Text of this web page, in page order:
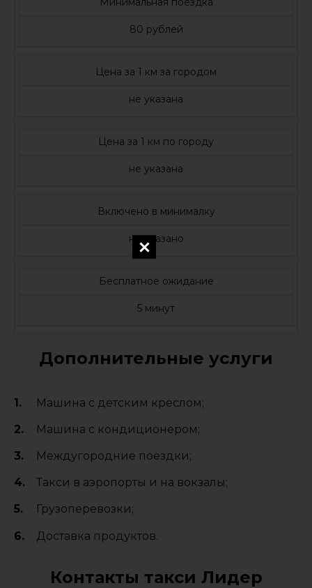
80 рублей
Цена за 1 км за городом
не указана
Цена за 1 км по городу
не указана
Включено в минималку
не указано
Бесплатное ожидание
5 минут
Дополнительные услуги
Машина с детским креслом;
Машина с кондиционером;
Междугородние поездки;
Такси в аэропорты и на вокзалы;
Грузоперевозки;
Доставка продуктов.
Контакты такси Лидер